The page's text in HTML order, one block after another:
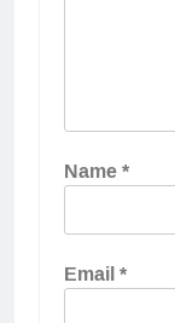
Name*
Email*